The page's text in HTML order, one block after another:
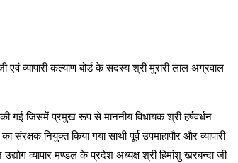
व्यापारी कल्याण बोर्ड के सदस्य श्री मुरारी लाल अग्रवाल
गई जिसमें प्रमुख रूप से माननीय विधायक श्री हर्षवर्धन
नियुक्त किया गया साथी पूर्व उपमाहापौर और व्यापारी
व्यापार मण्डल के प्रदेश अध्यक्ष श्री हिमांशु खरबन्दा जी